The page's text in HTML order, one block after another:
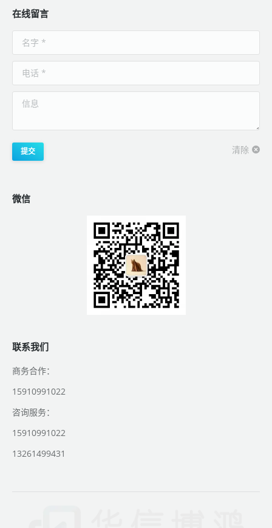
在线留言
名字 *
电话 *
信息
提交 清除
微信
联系我们
商务合作：
15910991022
咨询服务：
15910991022
13261499431